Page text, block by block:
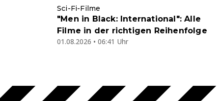
Sci-Fi-Filme
"Men in Black: International": Alle
Filme in der richtigen Reihenfolge
01.08.2026 • 06:41 Uhr